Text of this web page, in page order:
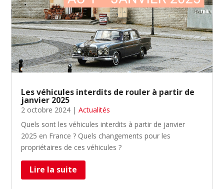
Les véhicules interdits de rouler à partir de
janvier 2025
2 octobre 2024 |Actualités
Quels sont les véhicules interdits à partir de janvier
2025 en France ? Quels changements pour les
propriétaires de ces véhicules ?
Lire la suite